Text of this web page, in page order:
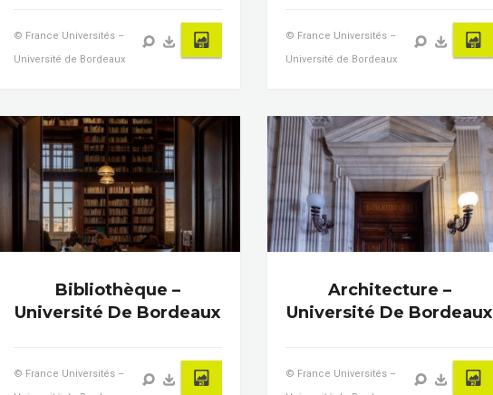
© France Universités –
Université de Bordeaux
© France Universités –
Université de Bordeaux
Bibliothèque –
Université De Bordeaux
© France Universités –
Architecture –
Université De Bordeaux
© France Universités –